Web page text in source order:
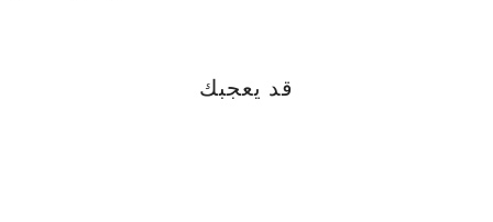
قد يعجبك